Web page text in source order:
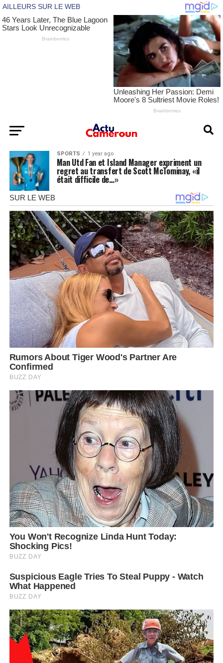
SPORTS 1 year ago
Man Utd Fan et Island Manager expriment un
regret au transfert de Scott McTominay, «il
était difficile de…»